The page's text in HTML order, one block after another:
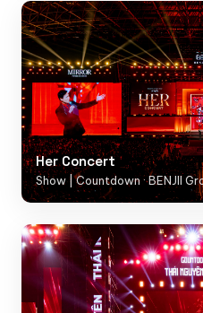
Her Concert
Show | Countdown · BENJII